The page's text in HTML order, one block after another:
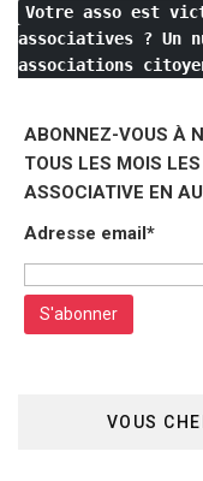
Votre asso est
associatives ? Un
associations
ABONNEZ-VOUS À
TOUS LES MOIS
ASSOCIATIVE EN
Adresse email*
VOUS